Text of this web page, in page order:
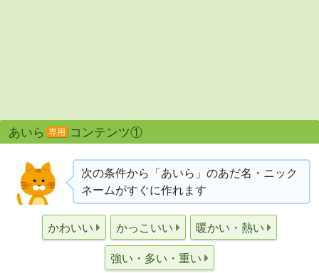
あいら 専用 コンテンツ①
次の条件から「あいら」のあだ名・ニック
ネームがすぐに作れます
かわいい かっこいい 暖かい・熱い
強い・多い・重い